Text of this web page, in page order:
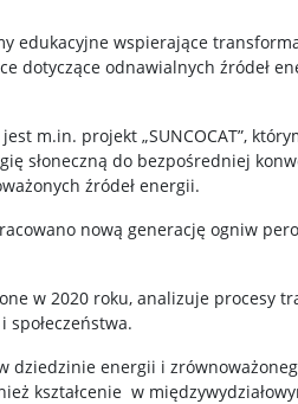
edukacyjne wspierające
dotyczące odnawialnych źródeł
m.in. projekt „SUNCOCAT”,
słoneczną do bezpośredniej
źródeł energii.
nową generację ogniw
w 2020 roku, analizuje procesy
dziedzinie energii i
kształcenie w